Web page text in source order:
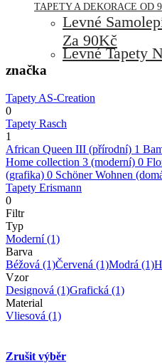
TAPETY A DEKORACE OD
Levné
Za 90Kč
Levné Tapety
značka
Tapety AS-Creation
0
Tapety Rasch
1
African Queen III (přírodní) 1
Home collection 3 (moderní) 0
(grafika) 0 Schöner Wohnen
Tapety Erismann
0
Filtr
Typ
Moderní(1)
Barva
Béžová (1)Červená (1)Modrá (1)
Vzor
Designová (1)Grafická (1)
Material
Vliesová (1)
Zrušit výběr